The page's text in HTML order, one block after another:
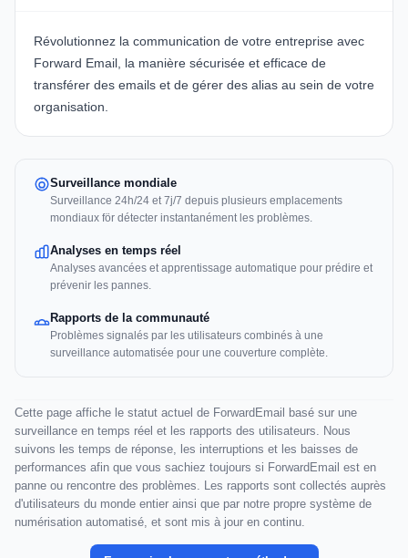
Révolutionnez la communication de votre entreprise avec
Forward Email, la manière sécurisée et efficace de
transférer des emails et de gérer des alias au sein de votre
organisation.
Surveillance mondiale
Surveillance 24h/24 et 7j/7 depuis plusieurs emplacements
mondiaux för détecter instantanément les problèmes.
Analyses en temps réel
Analyses avancées et apprentissage automatique pour prédire et
prévenir les pannes.
Rapports de la communauté
Problèmes signalés par les utilisateurs combinés à une
surveillance automatisée pour une couverture complète.
Cette page affiche le statut actuel de ForwardEmail basé sur une
surveillance en temps réel et les rapports des utilisateurs. Nous
suivons les temps de réponse, les interruptions et les baisses de
performances afin que vous sachiez toujours si ForwardEmail est en
panne ou rencontre des problèmes. Les rapports sont collectés auprès
d'utilisateurs du monde entier ainsi que par notre propre système de
numérisation automatisé, et sont mis à jour en continu.